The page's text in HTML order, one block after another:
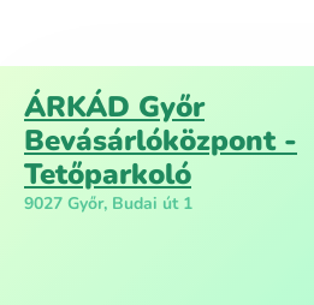
ÁRKÁD Győr
Bevásárlóközpont -
Tetőparkoló
9027 Győr, Budai út 1